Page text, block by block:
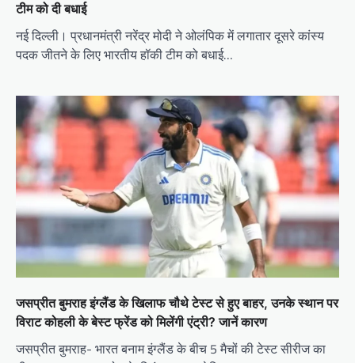
टीम को दी बधाई
नई दिल्ली। प्रधानमंत्री नरेंद्र मोदी ने ओलंपिक में लगातार दूसरे कांस्य
पदक जीतने के लिए भारतीय हॉकी टीम को बधाई…
जसप्रीत बुमराह इंग्लैंड के खिलाफ चौथे टेस्ट से हुए बाहर, उनके स्थान पर
विराट कोहली के बेस्ट फ्रेंड को मिलेंगी एंट्री? जानें कारण
जसप्रीत बुमराह- भारत बनाम इंग्लैंड के बीच 5 मैचों की टेस्ट सीरीज का